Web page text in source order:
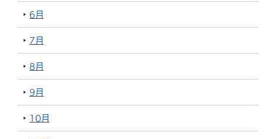
6月
7月
8月
9月
10月